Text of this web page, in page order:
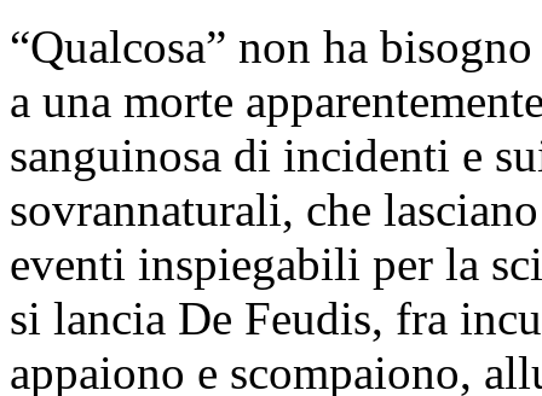
“Qualcosa” non ha
a una morte
sanguinosa di incidenti e
sovrannaturali, che
eventi inspiegabili per la
si lancia De Feudis, fra
appaiono e scompaiono,